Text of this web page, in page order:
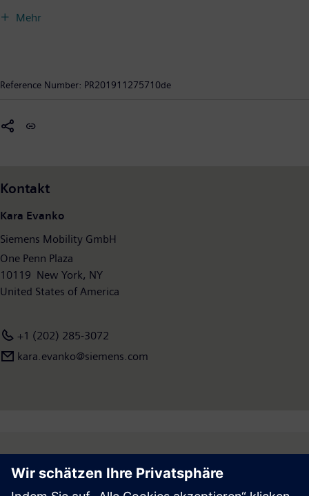
entwickelt sein Portfolio durch Innovationen ständig weiter.
Digitalisierung ermöglicht Siemens Mobility
intelligent zu machen, eine nachhaltige Wertsteigerung über
2019 endete, hat die ehemalige Siemens-Division Mobility einen
Umsatz von 8,9 Milliarden Euro ausgewiesen und rund 36.800
Sie unter:www.siemens.de/mobility
Mehr
Reference Number: PR201911275710de
Kontakt
Kara Evanko
Siemens Mobility GmbH
One Penn Plaza
10119 New York, NY
United States of America
+1 (202) 285-3072
kara.evanko@siemens.com
Follow